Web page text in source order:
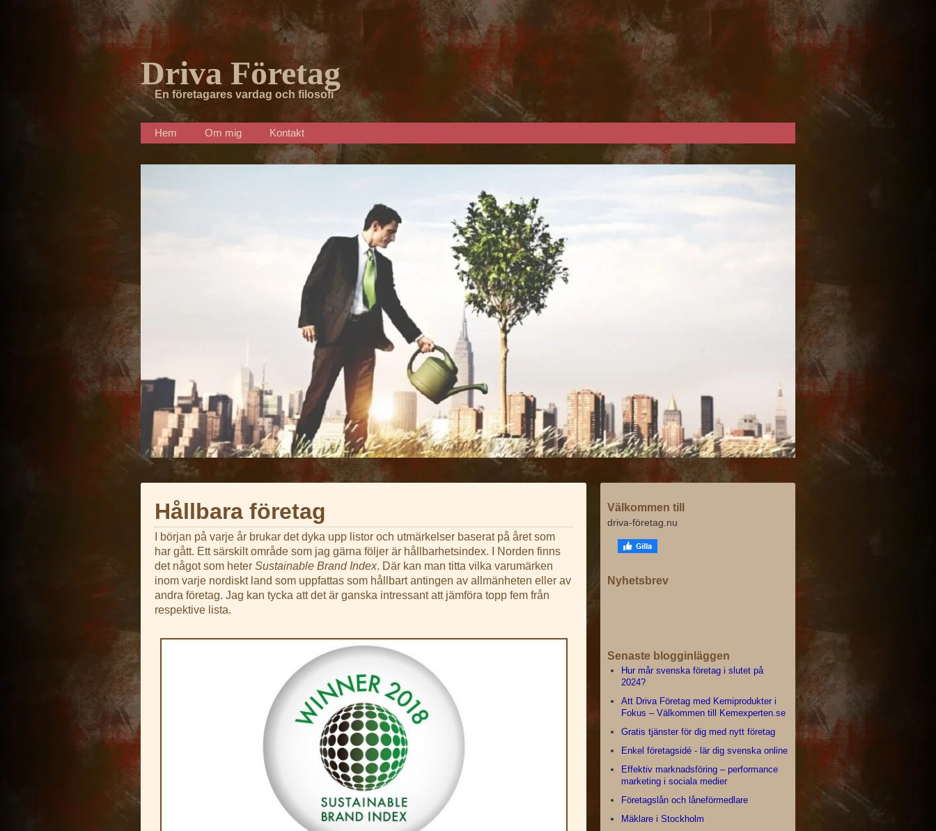
Driva Företag
En företagares vardag och filosofi
Hem Om mig Kontakt
Hållbara företag
I början på varje år brukar det dyka upp listor och utmärkelser baserat på året som
har gått. Ett särskilt område som jag gärna följer är hållbarhetsindex. I Norden finns
det något som heter Sustainable Brand Index. Där kan man titta vilka varumärken
inom varje nordiskt land som uppfattas som hållbart antingen av allmänheten eller av
andra företag. Jag kan tycka att det är ganska intressant att jämföra topp fem från
respektive lista.
Välkommen till
driva-företag.nu
Nyhetsbrev
Senaste blogginläggen
Hur mår svenska företag i slutet på
2024?
Att Driva Företag med Kemiprodukter i
Fokus – Välkommen till Kemexperten.se
Gratis tjänster för dig med nytt företag
Enkel företagsidé - lär dig svenska online
Effektiv marknadsföring – performance
marketing i sociala medier
Företagslån och låneförmedlare
Mäklare i Stockholm